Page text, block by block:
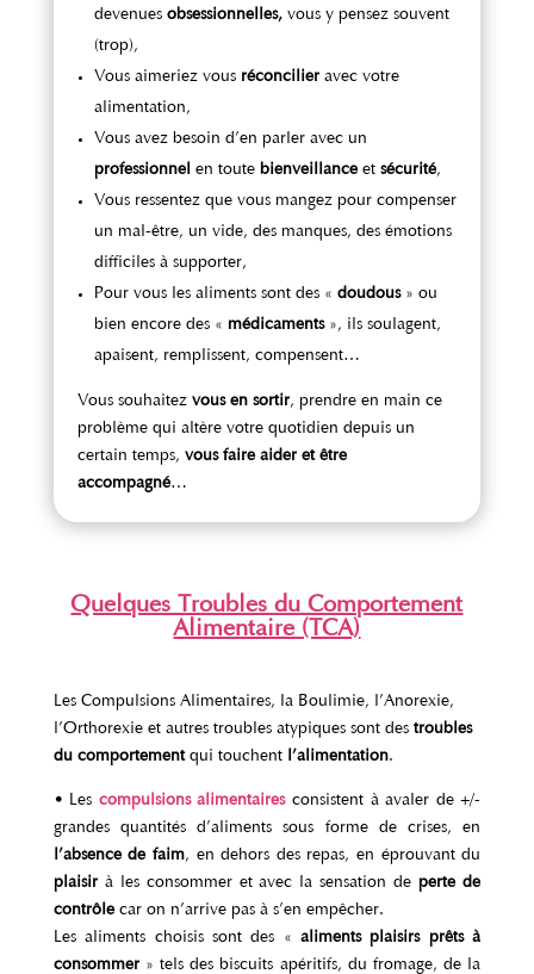
devenues obsessionnelles, vous y pensez souvent
(trop),
Vous aimeriez vous réconcilieravec votre
alimentation,
Vous avez besoin d’en parler avec un
professionnel en toutebienveillance etsécurité,
Vous ressentez que vous mangez pour compenser
un mal-être, un vide, des manques, des émotions
difficiles à supporter,
Pour vous les aliments sont des « doudous » ou
bien encore des « médicaments », ils soulagent,
apaisent, remplissent, compensent…
Vous souhaitez vous en sortir, prendre en main ce
problème qui altère votre quotidien depuis un
certain temps, vous faire aider et être
accompagné…
Quelques Troubles du Comportement
Alimentaire (TCA)
Les Compulsions Alimentaires, la Boulimie, l’Anorexie,
l’Orthorexie et autres troubles atypiques sont des troubles
du comportementqui touchent l’alimentation.
• Les compulsions alimentairesconsistent à avaler de +/-
grandes quantités d’aliments sous forme de crises, en
l’absence de faim, en dehors des repas, en éprouvant du
plaisirà les consommer et avec la sensation de perte de
contrôlecar on n’arrive pas à s’en empêcher.
Les aliments choisis sont des «aliments plaisirs prêts à
consommer» tels des biscuits apéritifs, du fromage, de la